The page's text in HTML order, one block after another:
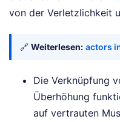
von der Verletzlichkeit
🔗 Weiterlesen: actors
Die Verknüpfung
Überhöhung
auf vertrauten